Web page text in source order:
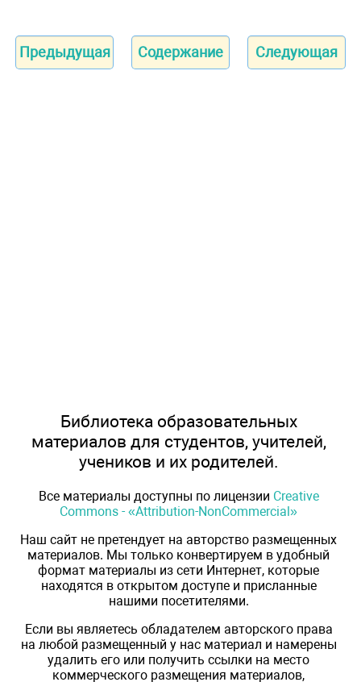
Предыдущая Содержание Следующая
Библиотека образовательных
материалов для студентов, учителей,
учеников и их родителей.
Все материалы доступны по лицензии Creative
Commons - «Attribution-NonCommercial»
Наш сайт не претендует на авторство размещенных
материалов. Мы только конвертируем в удобный
формат материалы из сети Интернет, которые
находятся в открытом доступе и присланные
нашими посетителями.
Если вы являетесь обладателем авторского права
на любой размещенный у нас материал и намерены
удалить его или получить ссылки на место
коммерческого размещения материалов,